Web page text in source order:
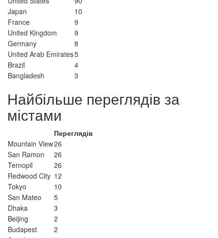
Japan
10
France
9
United Kingdom
9
Germany
8
United Arab Emirates5
Brazil
4
Bangladesh
3
Найбільше переглядів за
містами
Переглядів
Mountain View26
San Ramon
26
Ternopil
26
Redwood City 12
Tokyo
10
San Mateo
5
Dhaka
3
Beijing
2
Budapest
2